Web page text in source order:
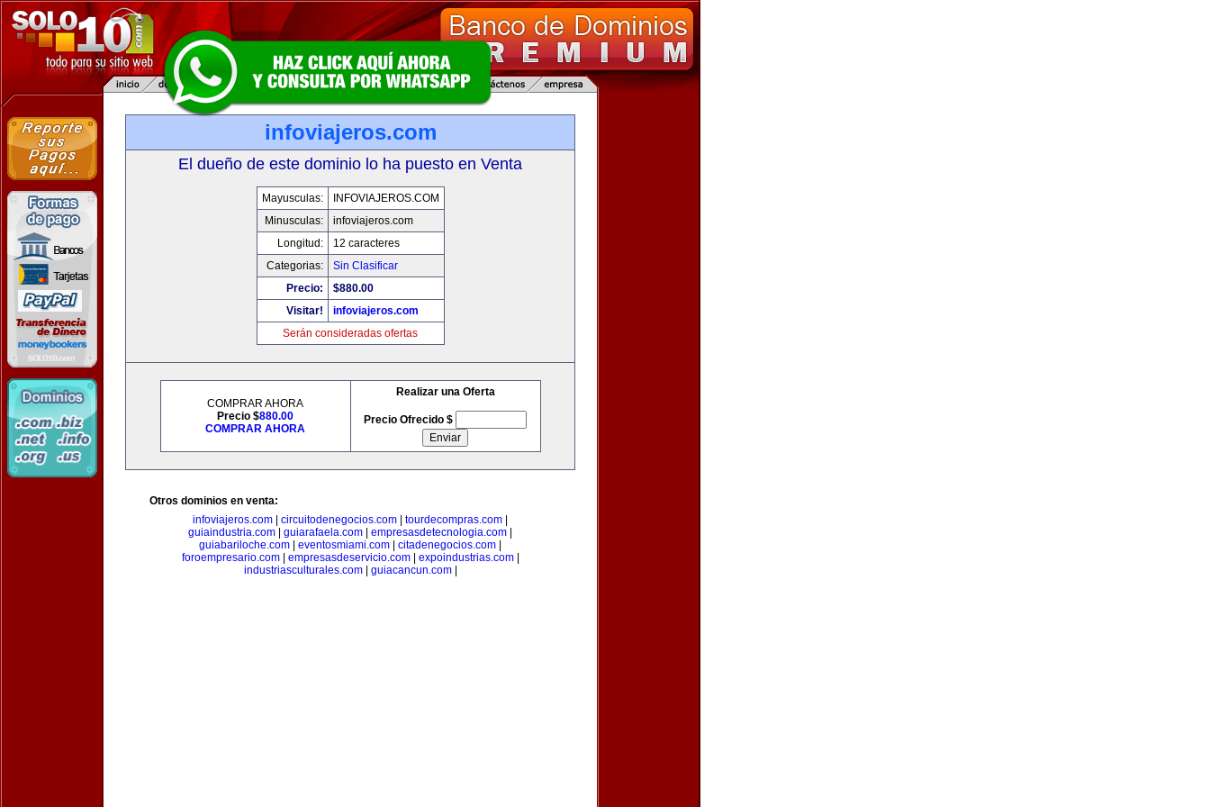
infoviajeros.com
El dueño de este dominio lo ha puesto en Venta
Mayusculas:
INFOVIAJEROS.COM
Minusculas:
infoviajeros.com
Longitud:
12 caracteres
Categorias:
Sin Clasificar
Precio:
$880.00
Visitar!
infoviajeros.com
Serán consideradas ofertas
COMPRAR AHORA
Precio $880.00
COMPRAR AHORA
Realizar una Oferta
Precio Ofrecido $
Otros dominios en venta:
infoviajeros.com
circuitodenegocios.com tourdecompras.com
guiaindustria.com
guiarafaela.com empresasdetecnologia.com
guiabariloche.com
eventosmiami.com citadenegocios.com
foroempresario.com| empresasdeservicio.com| expoindustrias.com|
industriasculturales.com| guiacancun.com|